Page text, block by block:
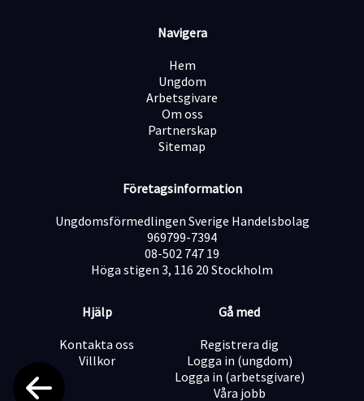
kommunicera med din omgivning.
Vi erbjuder en prestigelös arbetsmiljö präglad av
engagerade och drivna kollegor. Vi är en internationell
koncern men möjlighet till utveckling. Vi arbetar aktivt
med värdegrund och kan du identifiera dig med respekt,
tillit, passion och kreativitet är vi företaget för dig.
Tillträde snarast eller efter överenskommelse.
Navigera
Hem
Ungdom
Arbetsgivare
Om oss
Partnerskap
Sitemap
Företagsinformation
Ungdomsförmedlingen Sverige Handelsbolag
969799-7394
08-502 747 19
Höga stigen 3, 116 20 Stockholm
Hjälp
Kontakta oss
Villkor
Gå med
Registrera dig
Logga in (ungdom)
Logga in (arbetsgivare)
Våra jobb